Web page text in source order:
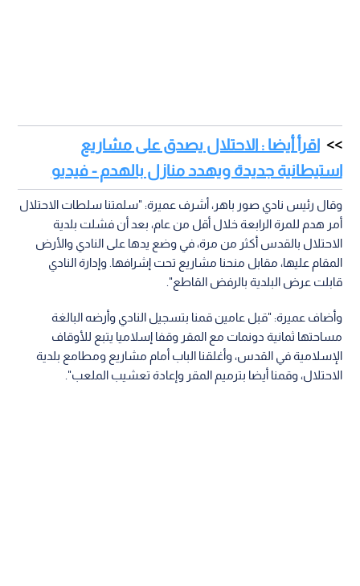
اقرأ أيضا : الاحتلال يصدق على مشاريع
استيطانية جديدة ويهدد منازل بالهدم - فيديو
وقال رئيس نادي صور باهر، أشرف عميرة: "سلمتنا سلطات الاحتلال
أمر هدم للمرة الرابعة خلال أقل من عام، بعد أن فشلت بلدية
الاحتلال بالقدس أكثر من مرة، في وضع يدها على النادي والأرض
المقام عليها، مقابل منحنا مشاريع تحت إشرافها. وإدارة النادي
قابلت عرض البلدية بالرفض القاطع".
وأضاف عميرة: "قبل عامين قمنا بتسجيل النادي وأرضه البالغة
مساحتها ثمانية دونمات مع المقر وقفا إسلاميا يتبع للأوقاف
الإسلامية في القدس، وأغلقنا الباب أمام مشاريع ومطامع بلدية
الاحتلال، وقمنا أيضا بترميم المقر وإعادة تعشيب الملعب".